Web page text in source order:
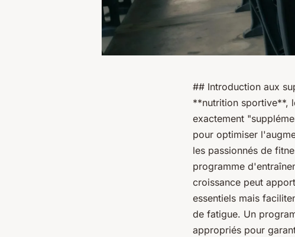
## Introduction aux
**nutrition sportive**,
exactement
pour optimiser
les passionnés de
programme
croissance peut
essentiels mais
de fatigue. Un
appropriés pour